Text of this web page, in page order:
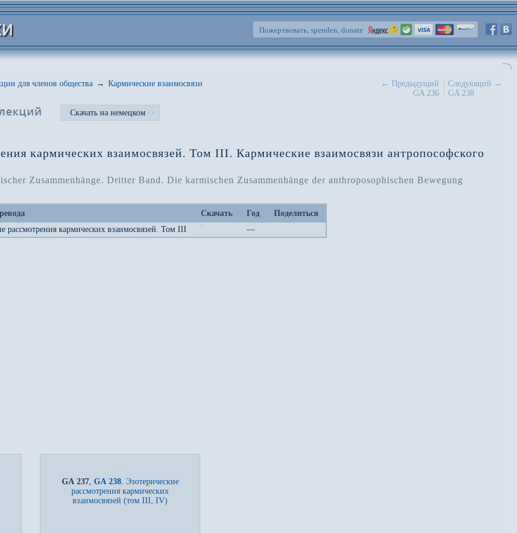
Пожертвовать, spenden, donate
← Предыдущий
GA 236
Следующий →
GA 238
для членов общества → Кармические взаимосвязи
Скачать на немецком
кармических взаимосвязей. Том III. Кармические взаимосвязи антропософского
Zusammenhänge. Dritter Band. Die karmischen Zusammenhänge der anthroposophischen Bewegung
Скачать Год
Поделиться
рассмотрения кармических взаимосвязей. Том III —
GA 237, GA 238. Эзотерические
рассмотрения кармических
взаимосвязей (том III, IV)